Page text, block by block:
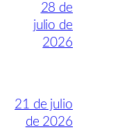
28 de
julio de
2026
21 de julio
de 2026